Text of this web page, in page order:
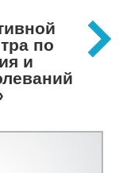
по
и